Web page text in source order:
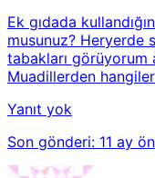
Ek gıdada
musunuz? Heryerde
tabakları görüyorum
Muadillerden
Yanıt yok
Son gönderi: 11 ay